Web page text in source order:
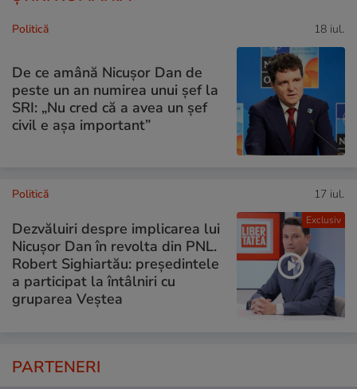
Politică 18 iul.
De ce amână Nicușor Dan de
peste un an numirea unui șef la
SRI: „Nu cred că a avea un şef
civil e așa important”
Exclusiv
Politică 17 iul.
Dezvăluiri despre implicarea lui
Nicușor Dan în revolta din PNL.
Robert Sighiartău: președintele
a participat la întâlniri cu
gruparea Veștea
PARTENERI